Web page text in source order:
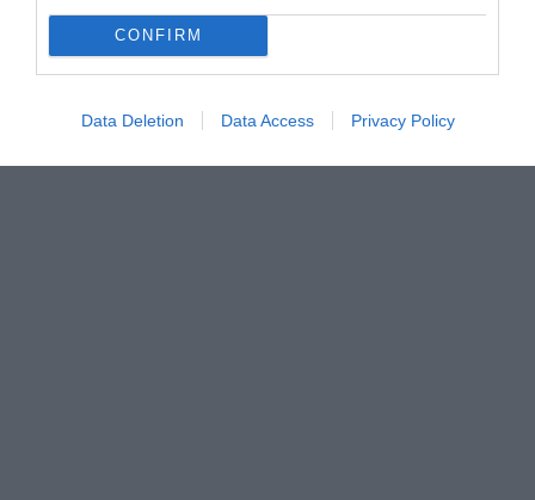
CONFIRM
Data Deletion Data Access Privacy Policy